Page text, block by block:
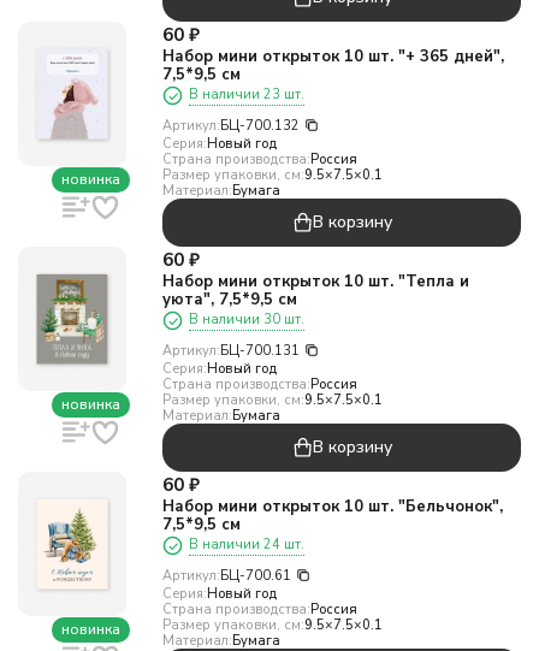
новинка
60 ₽
Набор мини открыток 10 шт. "+ 365 дней",
7,5*9,5 см
В наличии 23 шт.
Артикул:БЦ-700.132
Серия:Новый год
Страна производства:Россия
Размер упаковки, см:9.5×7.5×0.1
Материал:Бумага
В корзину
новинка
60 ₽
Набор мини открыток 10 шт. "Тепла и
уюта", 7,5*9,5 см
В наличии 30 шт.
Артикул:БЦ-700.131
Серия:Новый год
Страна производства:Россия
Размер упаковки, см:9.5×7.5×0.1
Материал:Бумага
В корзину
новинка
60 ₽
Набор мини открыток 10 шт. "Бельчонок",
7,5*9,5 см
В наличии 24 шт.
Артикул:БЦ-700.61
Серия:Новый год
Страна производства:Россия
Размер упаковки, см:9.5×7.5×0.1
Материал:Бумага